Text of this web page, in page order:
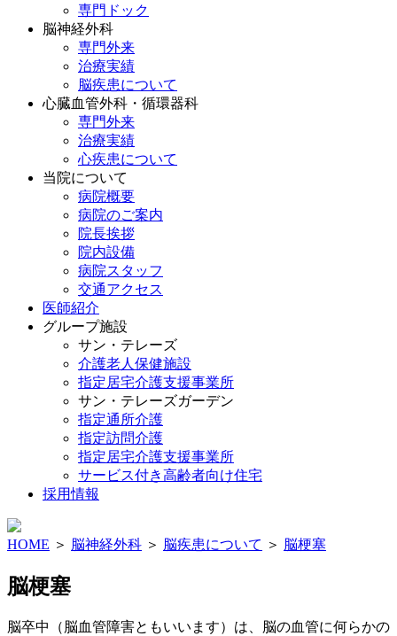
専門ドック
脳神経外科
専門外来
治療実績
脳疾患について
心臓血管外科・循環器科
専門外来
治療実績
心疾患について
当院について
病院概要
病院のご案内
院長挨拶
院内設備
病院スタッフ
交通アクセス
医師紹介
グループ施設
サン・テレーズ
介護老人保健施設
指定居宅介護支援事業所
サン・テレーズガーデン
指定通所介護
指定訪問介護
指定居宅介護支援事業所
サービス付き高齢者向け住宅
採用情報
HOME ＞ 脳神経外科 ＞ 脳疾患について ＞ 脳梗塞
脳梗塞
脳卒中（脳血管障害ともいいます）は、脳の血管に何らかの